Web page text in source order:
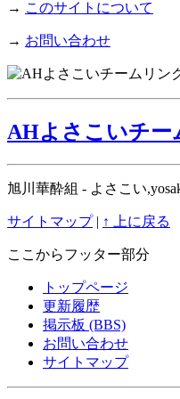
→ このサイトについて
→ お問い合わせ
AHよさこいチー
旭川華酔組 - よさこい
サイトマップ| ↑ 上に戻る
ここからフッター部分
トップページ
更新履歴
掲示板 (BBS)
お問い合わせ
サイトマップ